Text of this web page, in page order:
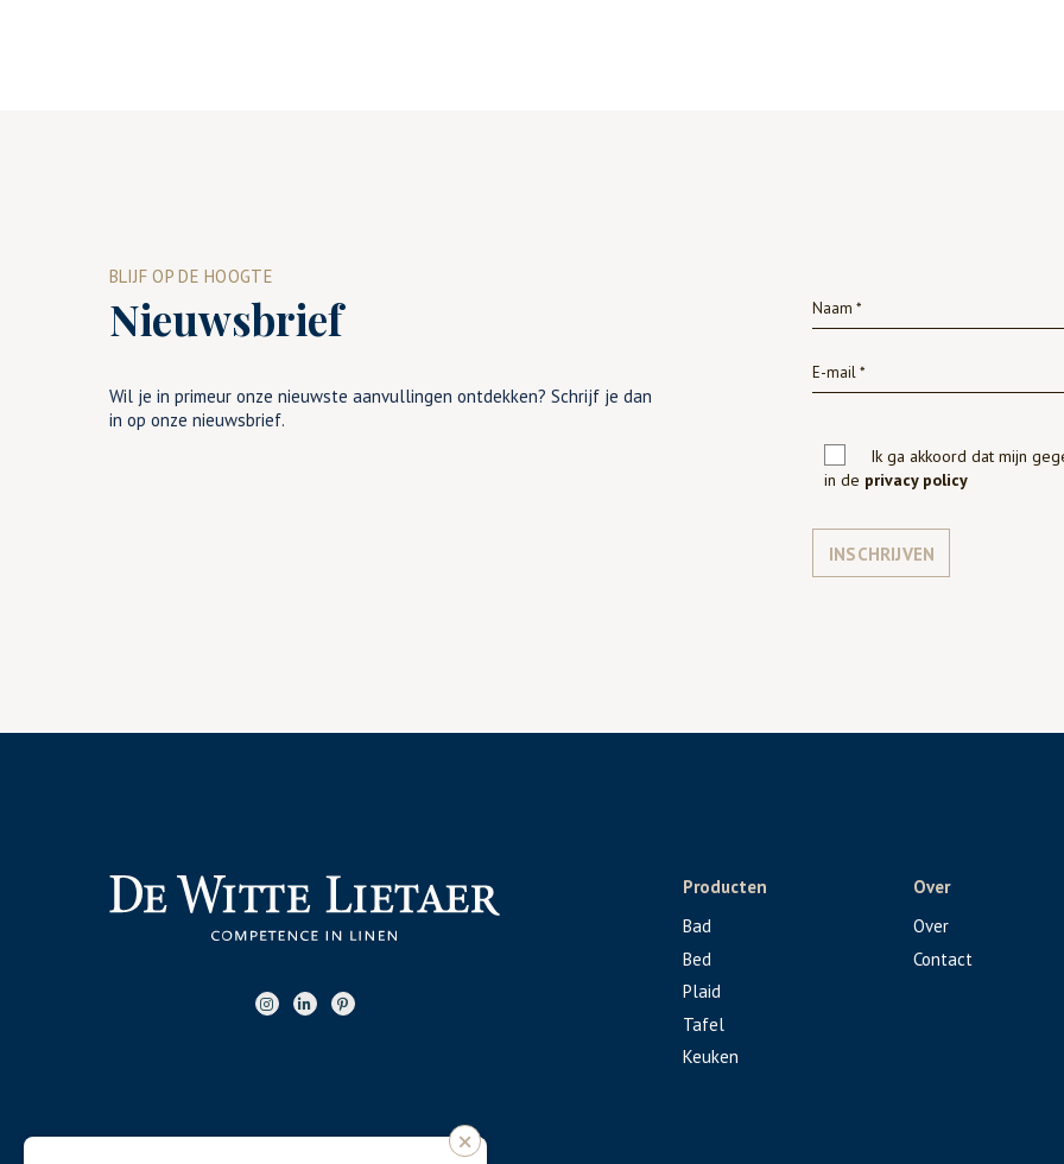
BLIJF OP DE HOOGTE
Nieuwsbrief
Wil je in primeur onze nieuwste aanvullingen ontdekken? Schrijf je dan
in op onze nieuwsbrief.
Ik ga akkoord dat mijn
in de privacy policy
INSCHRIJVEN
Producten
Bad
Bed
Plaid
Tafel
Keuken
Over
Over
Contact